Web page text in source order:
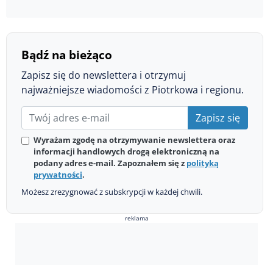
Bądź na bieżąco
Zapisz się do newslettera i otrzymuj
najważniejsze wiadomości z Piotrkowa i regionu.
Zapisz się
Wyrażam zgodę na otrzymywanie newslettera oraz
informacji handlowych drogą elektroniczną na
podany adres e-mail. Zapoznałem się z polityką
prywatności.
Możesz zrezygnować z subskrypcji w każdej chwili.
reklama